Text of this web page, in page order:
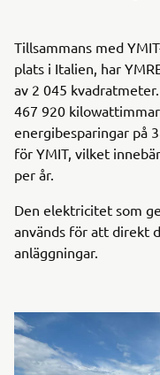
Tillsammans med
plats i Italien, har
av 2 045
467 920
energibesparingar på
för YMIT, vilket
per år.
Den elektricitet som
används för att direkt
anläggningar.